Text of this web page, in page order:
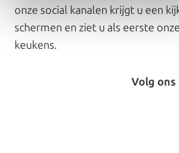
onze social kanalen krijgt u een
schermen en ziet u als eerste
keukens.
Volg ons